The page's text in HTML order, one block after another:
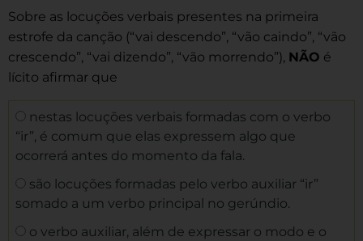
Sobre as locuções verbais presentes na primeira
estrofe da canção (“vai descendo”, “vão caindo”, “vão
crescendo”, “vai dizendo”, “vão morrendo”), NÃO é
lícito afirmar que
nestas locuções verbais formadas com o verbo
“ir”, é comum que elas expressem algo que
ocorrerá antes do momento da fala.
são locuções formadas pelo verbo auxiliar “ir”
somado a um verbo principal no gerúndio.
o verbo auxiliar, além de expressar o modo e o